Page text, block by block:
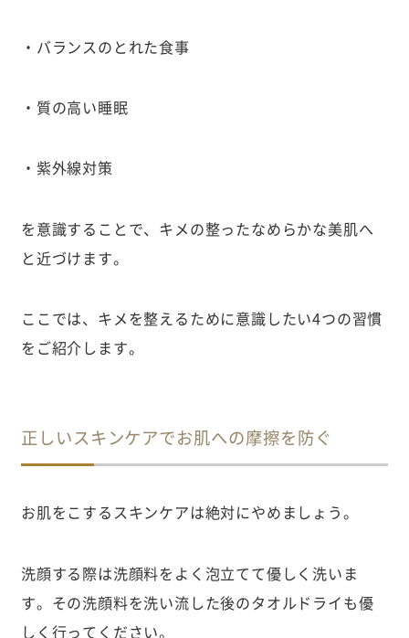
・バランスのとれた食事
・質の高い睡眠
・紫外線対策
を意識することで、キメの整ったなめらかな美肌へ
と近づけます。
ここでは、キメを整えるために意識したい4つの習慣
をご紹介します。
正しいスキンケアでお肌への摩擦を防ぐ
お肌をこするスキンケアは絶対にやめましょう。
洗顔する際は洗顔料をよく泡立てて優しく洗いま
す。その洗顔料を洗い流した後のタオルドライも優
しく行ってください。